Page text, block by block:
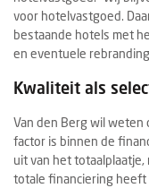
voor hotelvastgoed.
bestaande hotels met
en eventuele
Kwaliteit als
Van den Berg wil
factor is binnen de
uit van het totaalplaatje,
totale financiering heeft